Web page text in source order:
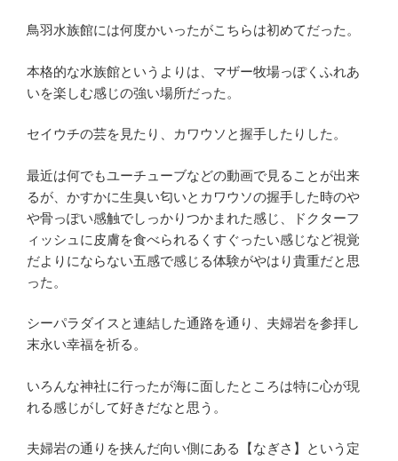
鳥羽水族館には何度かいったがこちらは初めてだった。
本格的な水族館というよりは、マザー牧場っぽくふれあ
いを楽しむ感じの強い場所だった。
セイウチの芸を見たり、カワウソと握手したりした。
最近は何でもユーチューブなどの動画で見ることが出来
るが、かすかに生臭い匂いとカワウソの握手した時のや
や骨っぽい感触でしっかりつかまれた感じ、ドクターフ
ィッシュに皮膚を食べられるくすぐったい感じなど視覚
だよりにならない五感で感じる体験がやはり貴重だと思
った。
シーパラダイスと連結した通路を通り、夫婦岩を参拝し
末永い幸福を祈る。
いろんな神社に行ったが海に面したところは特に心が現
れる感じがして好きだなと思う。
夫婦岩の通りを挟んだ向い側にある【なぎさ】という定